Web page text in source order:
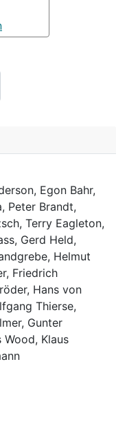
Egon Bahr,
Peter Brandt,
Terry Eagleton,
Gerd Held,
Helmut
Friedrich
Hans von
Thierse,
Gunter
Wood, Klaus